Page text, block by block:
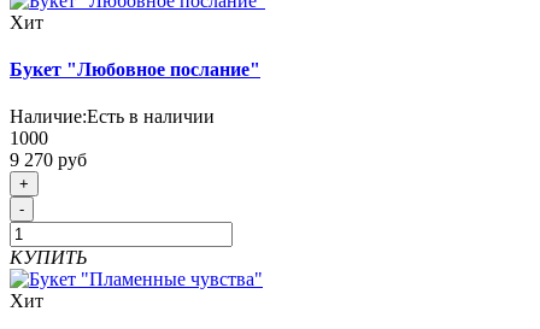
Хит
Букет "Любовное послание"
Наличие:Есть в наличии
1000
9 270 руб
+
-
КУПИТЬ
Хит